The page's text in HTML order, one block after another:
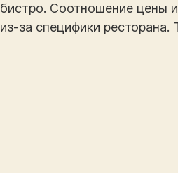
бистро. Соотношение цены
из-за специфики